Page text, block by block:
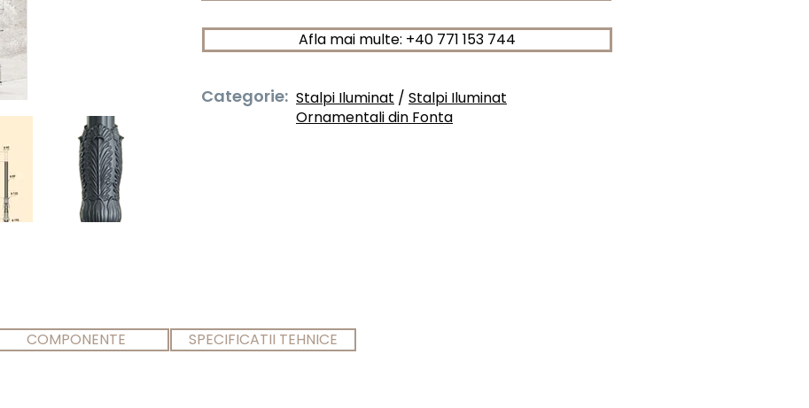
Afla mai multe: +40 771 153 744
Categorie: Stalpi Iluminat / Stalpi Iluminat
Ornamentali din Fonta
COMPONENTE SPECIFICATII TEHNICE